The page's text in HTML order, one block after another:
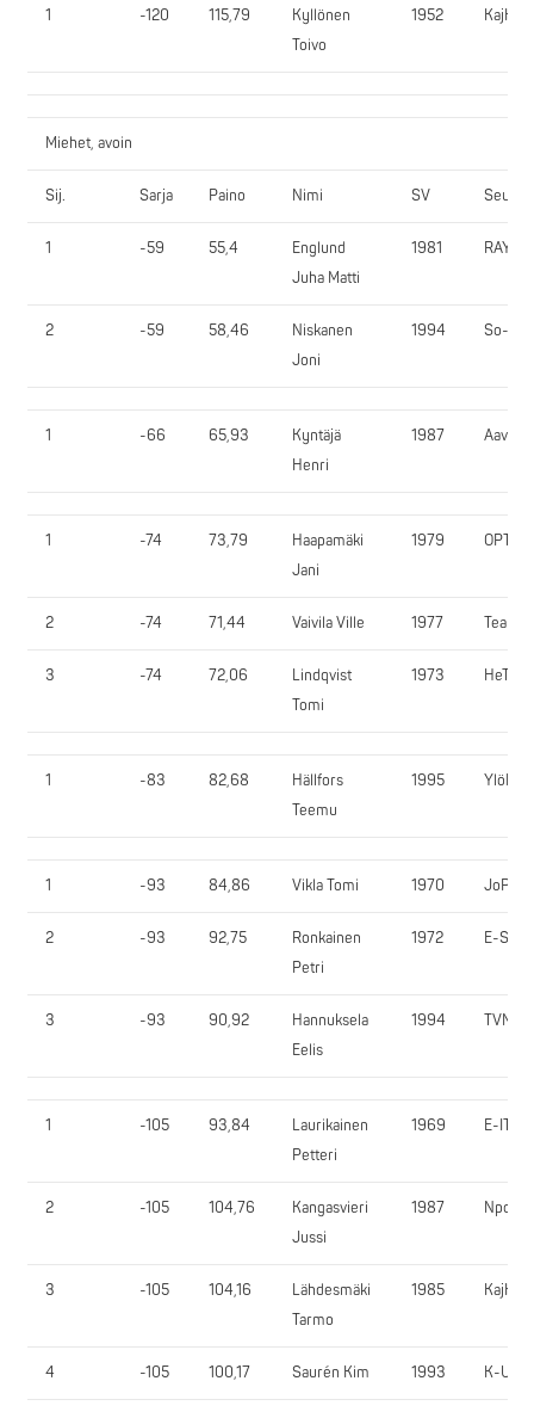
1 -120 115,79
Kyllönen
Toivo
1952 KajKu
Miehet, avoin
Sij. Sarja Paino Nimi SV Seura
1 -59 55,4
Englund
Juha Matti
1981 RAYVO
2 -59 58,46
Niskanen
Joni
1994 So-Vi
1 -66 65,93
Kyntäjä
Henri
1987 AavKi
1 -74 73,79
Haapamäki
Jani
1979 OPT
2 -74 71,44 Vaivila Ville 1977
3 -74 72,06
Lindqvist
Tomi
1973
1 -83 82,68
Hällfors
Teemu
1995 YlöR
1 -93 84,86 Vikla Tomi 1970
2 -93 92,75
Ronkainen
Petri
1972 E-SV
3 -93 90,92
Hannuksela
Eelis
1994 TVN
1 -105 93,84
Laurikainen
Petteri
1969 E-IT
2 -105 104,76
Kangasvieri
Jussi
1987
3 -105 104,16
Lähdesmäki
Tarmo
1985 KajKu
4 -105 100,17 Saurén Kim 1993 K-UV